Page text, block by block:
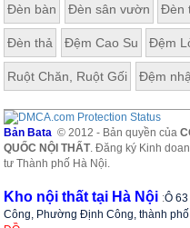
Đèn bàn Đèn sân vườn Đèn
Đèn thả Đệm Cao Su Đệm
Ruột Chăn, Ruột Gối Đệm
Bản Bata © 2012 - Bản quyền của
QUỐC NỘI THẤT. Đăng ký Kinh
tư Thành phố Hà Nội.
Kho nội thất tại Hà Nội :Ô
Công, Phường Định Công, thành